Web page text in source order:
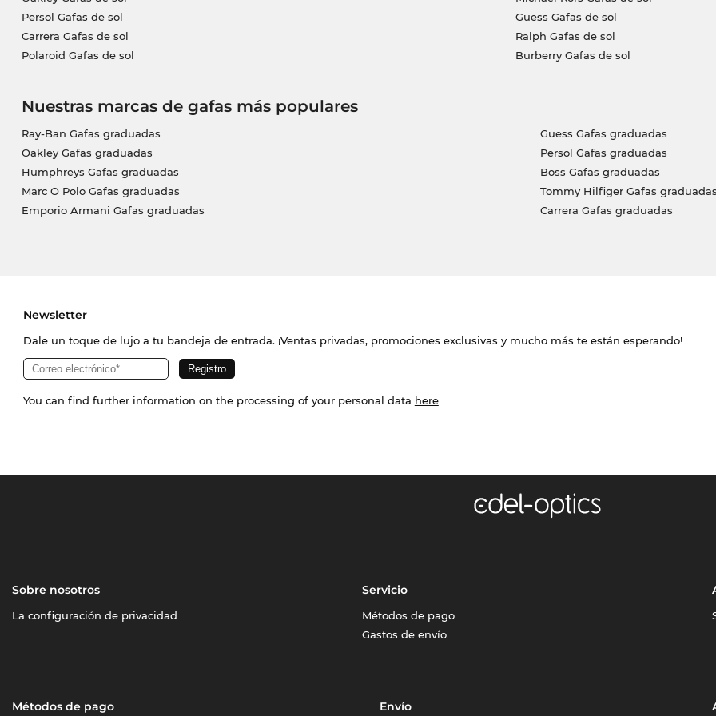
Persol Gafas de sol
Carrera Gafas de sol
Polaroid Gafas de sol
Guess Gafas de sol
Ralph Gafas de sol
Burberry Gafas de sol
Nuestras marcas de gafas más populares
Ray-Ban Gafas graduadas
Oakley Gafas graduadas
Humphreys Gafas graduadas
Marc O Polo Gafas graduadas
Emporio Armani Gafas graduadas
Guess Gafas graduadas
Persol Gafas graduadas
Boss Gafas graduadas
Tommy Hilfiger Gafas
Carrera Gafas graduadas
Newsletter
Dale un toque de lujo a tu bandeja de entrada. ¡Ventas privadas, promociones exclusivas y mucho más te están esperando!
You can find further information on the processing of your personal data here
Sobre nosotros
La configuración de privacidad
Servicio
Métodos de pago
Gastos de envío
Métodos de pago Envío